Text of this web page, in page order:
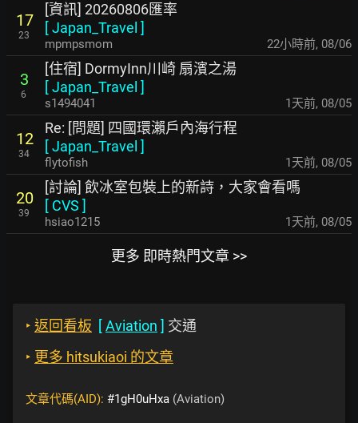
17
23
[資訊] 20260806匯率
[Japan_Travel ]
mpmpsmom 22小時前, 08/06
3
6
[住宿] DormyInn川崎 扇濱之湯
[Japan_Travel ]
s1494041 1天前, 08/05
12
34
Re: [問題] 四國環瀨戶內海行程
[Japan_Travel ]
flytofish 1天前, 08/05
20
39
[討論] 飲冰室包裝上的新詩，大家會看嗎
[ CVS ]
hsiao1215 1天前, 08/05
更多 即時熱門文章 >>
‣ 返回看板 [Aviation ] 交通
‣ 更多 hitsukiaoi 的文章
文章代碼(AID): #1gH0uHxa (Aviation)